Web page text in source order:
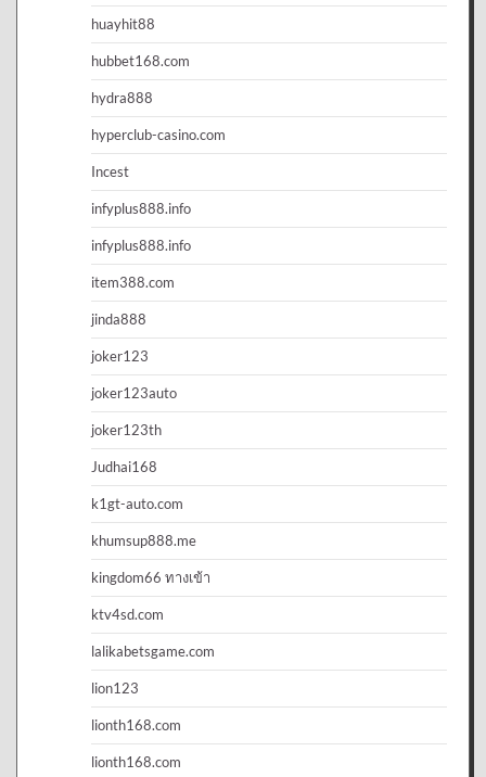
huayhit88
hubbet168.com
hydra888
hyperclub-casino.com
Incest
infyplus888.info
infyplus888.info
item388.com
jinda888
joker123
joker123auto
joker123th
Judhai168
k1gt-auto.com
khumsup888.me
kingdom66 ทางเข้า
ktv4sd.com
lalikabetsgame.com
lion123
lionth168.com
lionth168.com